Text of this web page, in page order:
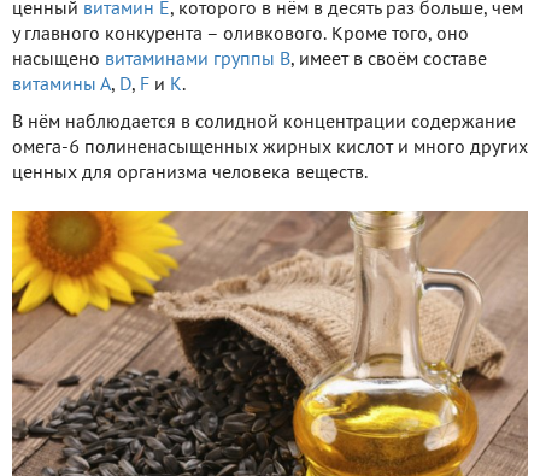
ценный витамин Е, которого в нём в десять раз больше, чем
у главного конкурента – оливкового. Кроме того, оно
насыщено витаминами группы В, имеет в своём составе
витамины А, D, F и К.
В нём наблюдается в солидной концентрации содержание
омега-6 полиненасыщенных жирных кислот и много других
ценных для организма человека веществ.